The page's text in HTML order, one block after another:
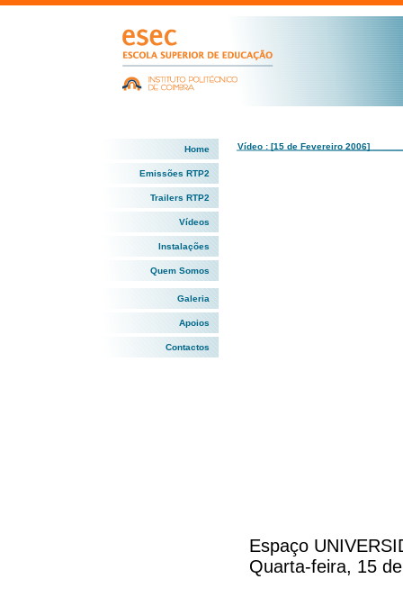
Home
Emissões RTP2
Trailers RTP2
Vídeos
Instalações
Quem Somos
Galeria
Apoios
Contactos
Vídeo : [15 de Fevereiro 2006]
Espaço
Quarta-feira, 15